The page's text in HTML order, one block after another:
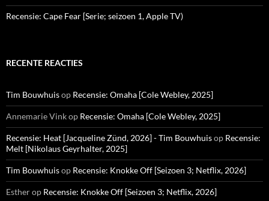
Recensie: Cape Fear [Serie; seizoen 1, Apple TV)
RECENTE REACTIES
Tim Bouwhuisop Recensie: Omaha [Cole Webley, 2025]
Annemarie Vinkop Recensie: Omaha [Cole Webley, 2025]
Recensie: Heat [Jacqueline Zünd, 2026] - Tim Bouwhuisop Recensie:
Melt [Nikolaus Geyrhalter, 2025]
Tim Bouwhuisop Recensie: Knokke Off [Seizoen 3; Netflix, 2026]
Estherop Recensie: Knokke Off [Seizoen 3; Netflix, 2026]